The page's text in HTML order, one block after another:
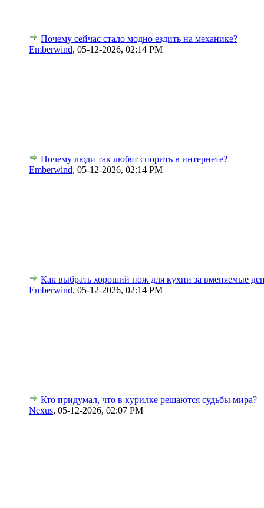
Почему сейчас стало модно ездить на механике?
Emberwind, 05-12-2026, 02:14 PM
Почему люди так любят спорить в интернете?
Emberwind, 05-12-2026, 02:14 PM
Как выбрать хороший нож для кухни за вменяемые
Emberwind, 05-12-2026, 02:14 PM
Кто придумал, что в курилке решаются судьбы мира?
Nexus, 05-12-2026, 02:07 PM